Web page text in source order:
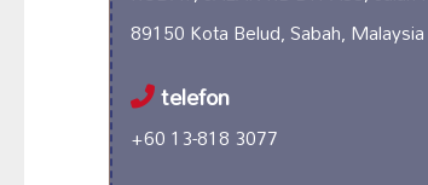
89150 Kota Belud, Sabah, Malaysia
telefon
+60 13-818 3077